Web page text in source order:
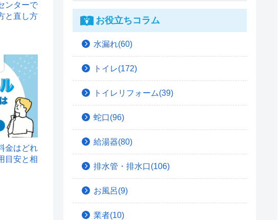
ンターで
と直し方
金はどれ
目安と相
お役立ちコラム
水漏れ(60)
トイレ(172)
トイレリフォーム(39)
蛇口(96)
給湯器(80)
排水管・排水口(106)
お風呂(9)
業者(10)